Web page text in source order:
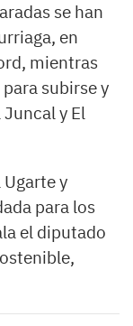
se han
en
mientras
subirse y
y El
y
para los
el diputado